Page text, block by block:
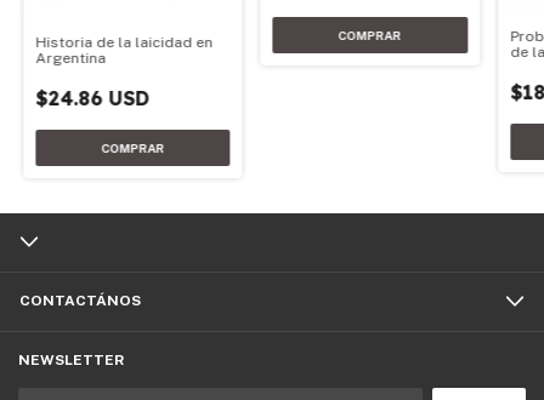
Historia de la laicidad en
Argentina
$24.86 USD
de
CONTACTÁNOS
NEWSLETTER